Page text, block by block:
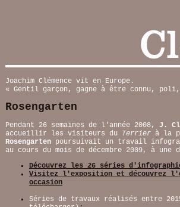
Joachim Clémence vit en Europe.
« Gentil garçon, gagne à être connu,
Rosengarten
Pendant 26 semaines de l'année 2008, J.
accueillir les visiteurs du Terrier à la
Rosengarten poursuivait un travail
au cours du mois de décembre 2009, à
Découvrez les 26 séries
Visitez l'exposition et découvrez
occasion
Séries de travaux réalisés entre